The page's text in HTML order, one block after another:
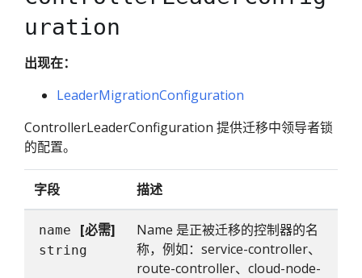
uration
出现在：
LeaderMigrationConfiguration
ControllerLeaderConfiguration 提供迁移中领导者锁
的配置。
字段 描述
name [必需]
string
Name 是正被迁移的控制器的名
称，例如：service-controller、
route-controller、cloud-node-